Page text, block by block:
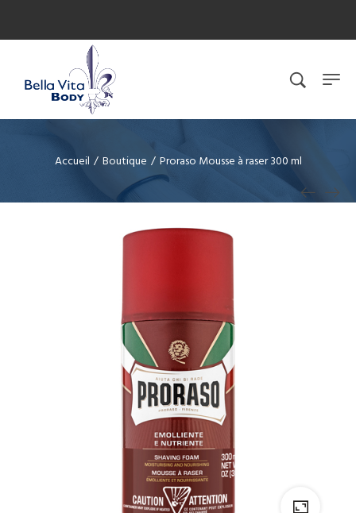
Accueil / Boutique / Proraso Mousse à raser 300 ml